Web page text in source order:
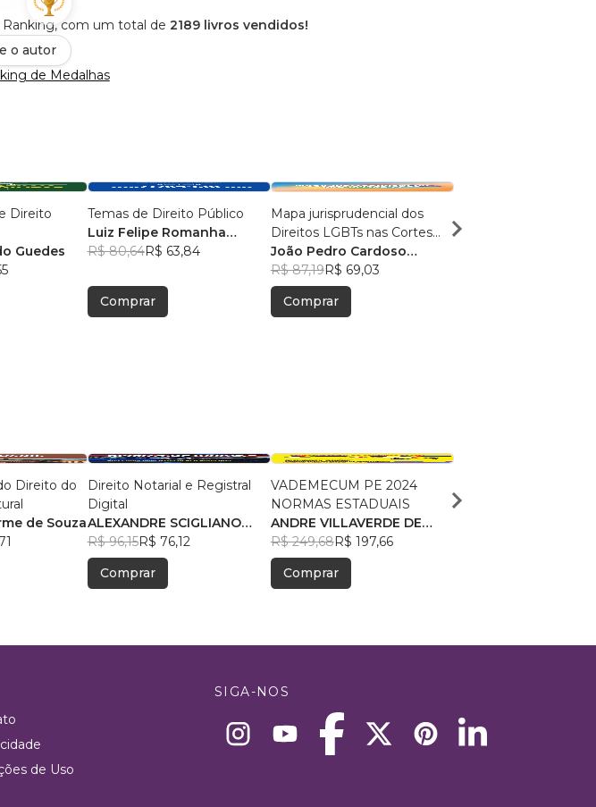
Ranking, com um total de 2189 livros vendidos!
o autor
de Medalhas
Direito
Guedes
Temas de Direito Público
Luiz Felipe Romanha
Matteoli
R$ 80,64R$ 63,84
Comprar
Mapa jurisprudencial dos
Direitos LGBTs nas Cortes
Superiores brasileiras e
estadunidenses
João Pedro Cardoso
Saraiva
R$ 87,19R$ 69,03
Comprar
Privado
Direito do
de Souza
Direito Notarial e Registral
Digital
ALEXANDRE SCIGLIANO
VALERIO
R$ 96,15R$ 76,12
Comprar
VADEMECUM PE 2024
NORMAS ESTADUAIS
ANDRE VILLAVERDE DE
ARAUJO
R$ 249,68R$ 197,66
Comprar
COMENTADOS PARA
de Uso
SIGA-NOS